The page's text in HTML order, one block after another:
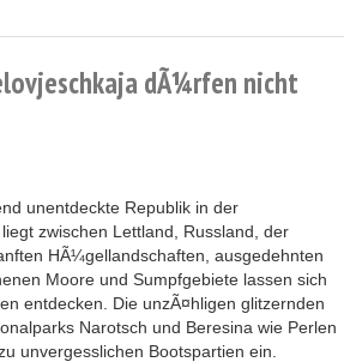
dÃ¼rfen nicht
unentdeckte Republik in der
zwischen Lettland, Russland, der
HÃ¼gellandschaften, ausgedehnten
Moore und Sumpfgebiete lassen sich
entdecken. Die unzÃ¤hligen glitzernden
Narotsch und Beresina wie Perlen
unvergesslichen Bootspartien ein.